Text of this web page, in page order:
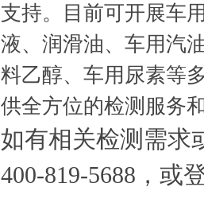
支持。目前可开展车
液、润滑油、车用汽
料乙醇、车用尿素等
供全方位的检测服务
如有相关检测需求
400-819-5688，或